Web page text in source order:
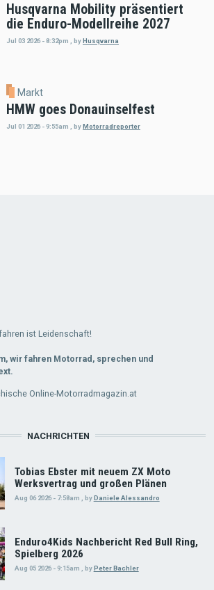
Husqvarna Mobility präsentiert
die Enduro-Modellreihe 2027
Jul 03 2026 - 8:32pm byHusqvarna
Markt
HMW goes Donauinselfest
Jul 01 2026 - 9:55am byMotorradreporter
ist Leidenschaft!
wir fahren Motorrad, sprechen und
Online-Motorradmagazin.at
NACHRICHTEN
Tobias Ebster mit neuem ZX Moto
Werksvertrag und großen Plänen
Aug 06 2026 - 7:58am byDaniele Alessandro
Enduro4Kids Nachbericht Red Bull Ring,
Spielberg 2026
Aug 05 2026 - 9:15am byPeter Bachler